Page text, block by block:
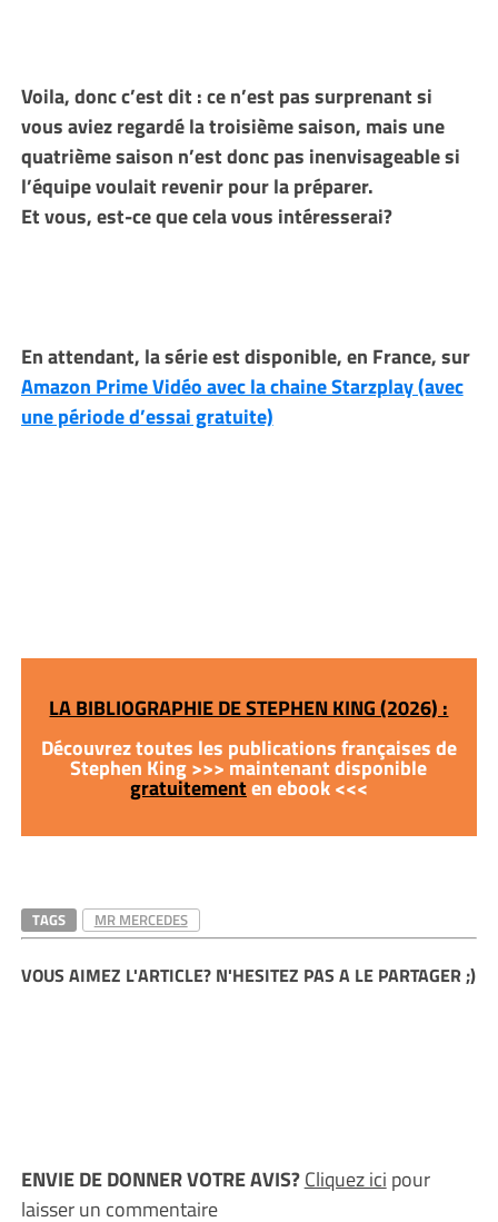
Voila, donc c’est dit : ce n’est pas surprenant si
vous aviez regardé la troisième saison, mais une
quatrième saison n’est donc pas inenvisageable si
l’équipe voulait revenir pour la préparer.
Et vous, est-ce que cela vous intéresserai?
En attendant, la série est disponible, en France, sur
Amazon Prime Vidéo avec la chaine Starzplay (avec
une période d’essai gratuite)
LA BIBLIOGRAPHIE DE STEPHEN KING (2026) :
Découvrez toutes les publications françaises de
Stephen King >>> maintenant disponible
gratuitementen ebook <<<
TAGS MR MERCEDES
VOUS AIMEZ L'ARTICLE? N'HESITEZ PAS A LE PARTAGER ;)
ENVIE DE DONNER VOTRE AVIS?Cliquez ici pour
laisser un commentaire